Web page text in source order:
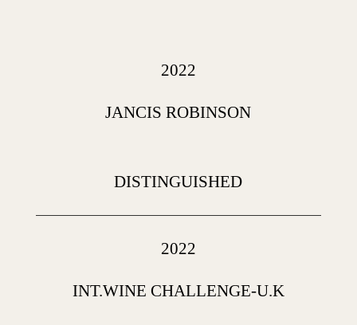
2022
JANCIS ROBINSON
DISTINGUISHED
2022
INT.WINE CHALLENGE-U.K